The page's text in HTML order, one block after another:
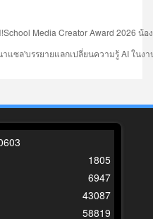
!School Media Creator Award 2026
าแซล'บรรยายแลกเปลี่ยนความรู้ AI ใน
603
1805
6947
43087
58819